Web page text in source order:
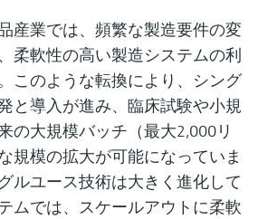
産業では、頻繁な製造要件の変
柔軟性の高い製造システムの利
このような転換により、シング
と導入が進み、臨床試験や小規
の大規模バッチ（最大2,000リ
規模の拡大が可能になっていま
ルユース技術は大きく進化して
ムでは、スケールアウトに柔軟